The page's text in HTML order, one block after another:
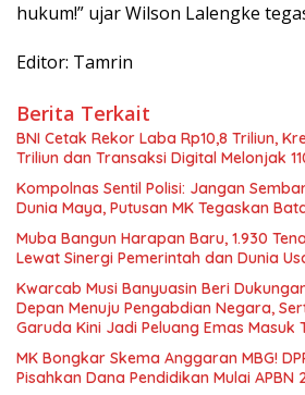
hukum!” ujar Wilson Lalengke
Editor: Tamrin
Berita Terkait
BNI Cetak Rekor Laba Rp10,8 Triliun,
Triliun dan Transaksi Digital Melonjak
Kompolnas Sentil Polisi: Jangan
Dunia Maya, Putusan MK Tegaskan
Muba Bangun Harapan Baru, 1.930
Lewat Sinergi Pemerintah dan Dunia
Kwarcab Musi Banyuasin Beri
Depan Menuju Pengabdian Negara,
Garuda Kini Jadi Peluang Emas Masuk
MK Bongkar Skema Anggaran MBG!
Pisahkan Dana Pendidikan Mulai APBN